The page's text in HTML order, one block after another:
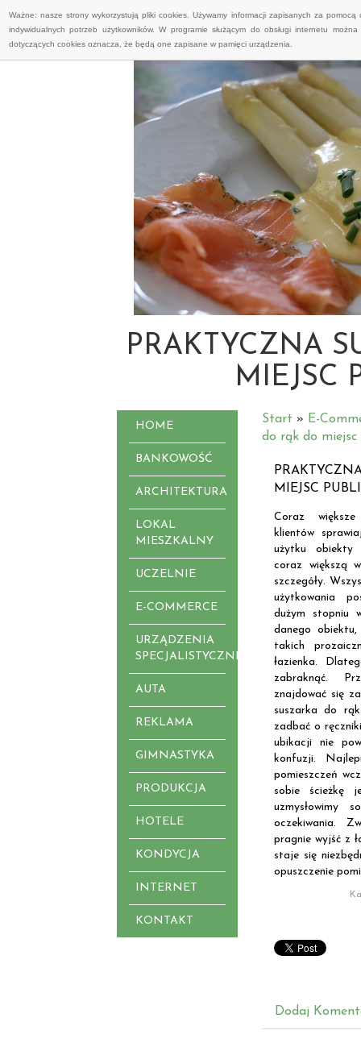
Ważne: nasze strony wykorzystują pliki cookies. Używamy informacji zapisanych za
indywidualnych potrzeb użytkowników. W programie służącym do obsługi internetu
dotyczących cookies oznacza, że będą one zapisane w pamięci urządzenia.
PRAKTYCZNA
MIEJSC
HOME
BANKOWOŚĆ
ARCHITEKTURA
LOKAL
MIESZKALNY
UCZELNIE
E-COMMERCE
URZĄDZENIA
SPECJALISTYCZNE
AUTA
REKLAMA
GIMNASTYKA
PRODUKCJA
HOTELE
KONDYCJA
INTERNET
KONTAKT
Start » E-
do rąk do miejsc
MIEJSC
Coraz
klientów
użytku obiekty
coraz większą
szczegóły.
użytkowania
dużym stopniu
danego
takich
łazienka.
zabraknąć.
znajdować się
suszarka do
zadbać o
ubikacji nie
konfuzji.
pomieszczeń
sobie ścieżkę
uzmysłowimy
oczekiwania.
pragnie wyjść z
staje się
opuszczenie
Dodaj